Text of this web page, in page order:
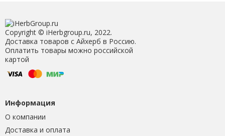
Copyright © iHerbgroup.ru, 2022.
Доставка товаров с Айхерб в Россию.
Оплатить товары можно российской
картой
Информация
О компании
Доставка и оплата